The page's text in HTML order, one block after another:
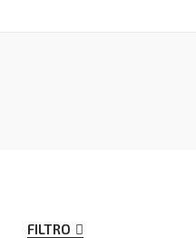
FILTRO